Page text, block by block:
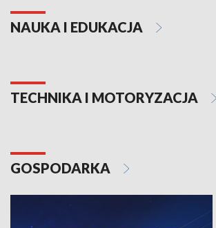
NAUKA I EDUKACJA
TECHNIKA I MOTORYZACJA
GOSPODARKA